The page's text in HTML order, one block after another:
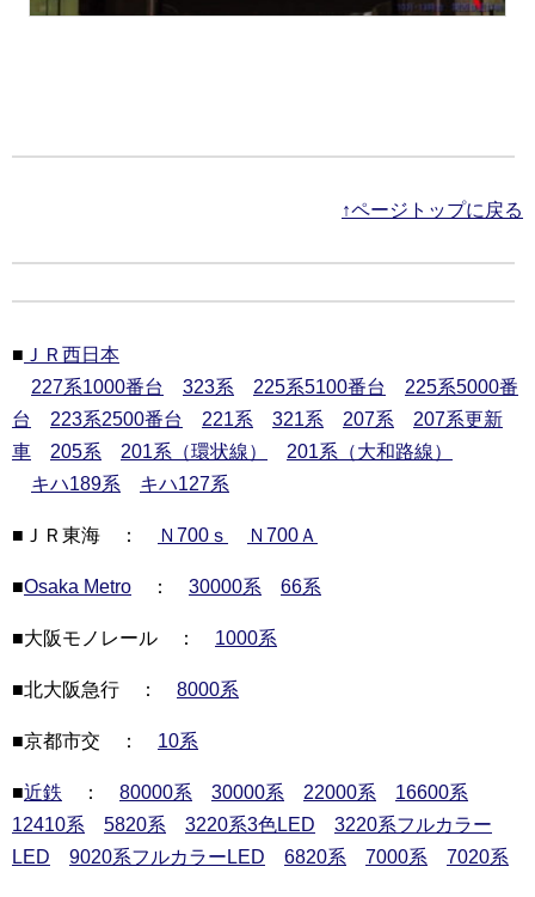
↑ページトップに戻る
■ ＪＲ西日本
227系1000番台
323系 225系5100番台
225系5000番
台
223系2500番台 221系 321系 207系
207系更新
車
205系 201系（環状線）
201系（大和路線）
キハ189系
キハ127系
■ＪＲ東海 ： Ｎ700ｓ Ｎ700Ａ
■Osaka Metro ： 30000系 66系
■大阪モノレール ： 1000系
■北大阪急行 ： 8000系
■京都市交 ： 10系
■近鉄 ： 80000系 30000系 22000系
16600系
12410系
5820系 3220系3色LED
3220系フルカラー
LED
9020系フルカラーLED 6820系 7000系 7020系